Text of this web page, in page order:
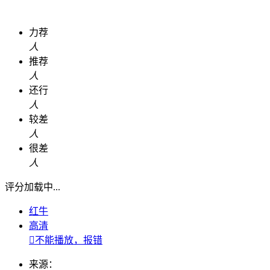
力荐
人
推荐
人
还行
人
较差
人
很差
人
评分加载中...
红牛
高清
不能播放，报错
来源：